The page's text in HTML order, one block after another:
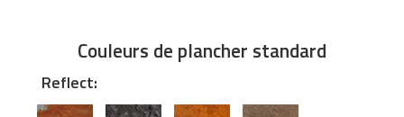
Couleurs de plancher standard
Reflect: